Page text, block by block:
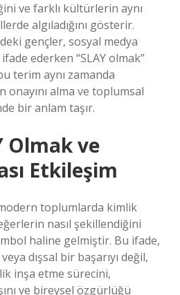
ve farklı kültürlerin aynı
algıladığını gösterir.
gençler, sosyal medya
ederken “SLAY olmak”
terim aynı zamanda
onayını alma ve toplumsal
bir anlam taşır.
Olmak ve
Etkileşim
toplumlarda kimlik
nasıl şekillendiğini
haline gelmiştir. Bu ifade,
dışsal bir başarıyı değil,
inşa etme sürecini,
ve bireysel özgürlüğü